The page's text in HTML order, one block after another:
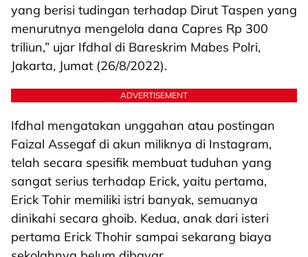
yang berisi tudingan terhadap Dirut Taspen yang
menurutnya mengelola dana Capres Rp 300
triliun,” ujar Ifdhal di Bareskrim Mabes Polri,
Jakarta, Jumat (26/8/2022).
ADVERTISEMENT
Ifdhal mengatakan unggahan atau postingan
Faizal Assegaf di akun miliknya di Instagram,
telah secara spesifik membuat tuduhan yang
sangat serius terhadap Erick, yaitu pertama,
Erick Tohir memiliki istri banyak, semuanya
dinikahi secara ghoib. Kedua, anak dari isteri
pertama Erick Thohir sampai sekarang biaya